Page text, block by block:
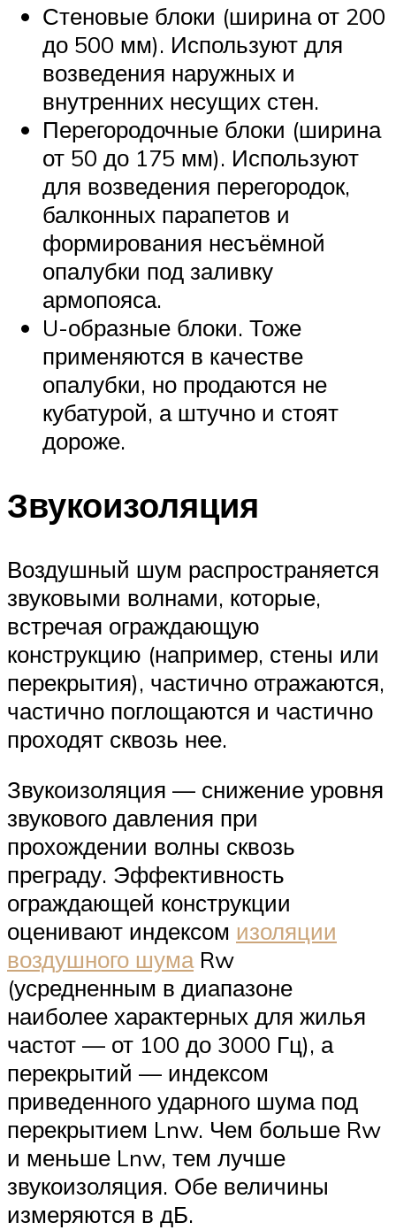
Стеновые блоки (ширина от 200
до 500 мм). Используют для
возведения наружных и
внутренних несущих стен.
Перегородочные блоки (ширина
от 50 до 175 мм). Используют
для возведения перегородок,
балконных парапетов и
формирования несъёмной
опалубки под заливку
армопояса.
U-образные блоки. Тоже
применяются в качестве
опалубки, но продаются не
кубатурой, а штучно и стоят
дороже.
Звукоизоляция
Воздушный шум распространяется
звуковыми волнами, которые,
встречая ограждающую
конструкцию (например, стены или
перекрытия), частично отражаются,
частично поглощаются и частично
проходят сквозь нее.
Звукоизоляция — снижение уровня
звукового давления при
прохождении волны сквозь
преграду. Эффективность
ограждающей конструкции
оценивают индексом изоляции
воздушного шумаRw
(усредненным в диапазоне
наиболее характерных для жилья
частот — от 100 до 3000 Гц), а
перекрытий — индексом
приведенного ударного шума под
перекрытием Lnw. Чем больше Rw
и меньше Lnw, тем лучше
звукоизоляция. Обе величины
измеряются в дБ.